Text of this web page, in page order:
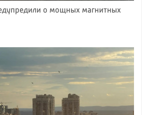
о мощных магнитных